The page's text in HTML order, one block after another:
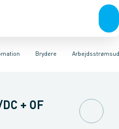
lampeudtagForgreningsmateriel
Brydereog softstartere
Ombygningssæt til
+ OF